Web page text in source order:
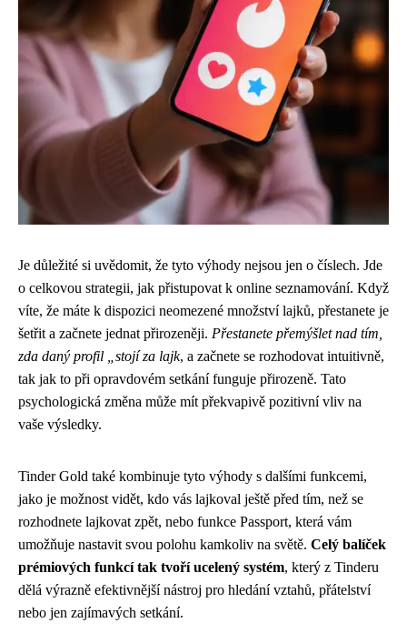
Je důležité si uvědomit, že tyto výhody nejsou jen o číslech. Jde
o celkovou strategii, jak přistupovat k online seznamování. Když
víte, že máte k dispozici neomezené množství lajků, přestanete je
šetřit a začnete jednat přirozeněji. Přestanete přemýšlet nad tím,
zda daný profil „stojí za lajk, a začnete se rozhodovat intuitivně,
tak jak to při opravdovém setkání funguje přirozeně. Tato
psychologická změna může mít překvapivě pozitivní vliv na
vaše výsledky.
Tinder Gold také kombinuje tyto výhody s dalšími funkcemi,
jako je možnost vidět, kdo vás lajkoval ještě před tím, než se
rozhodnete lajkovat zpět, nebo funkce Passport, která vám
umožňuje nastavit svou polohu kamkoliv na světě. Celý balíček
prémiových funkcí tak tvoří ucelený systém, který z Tinderu
dělá výrazně efektivnější nástroj pro hledání vztahů, přátelství
nebo jen zajímavých setkání.